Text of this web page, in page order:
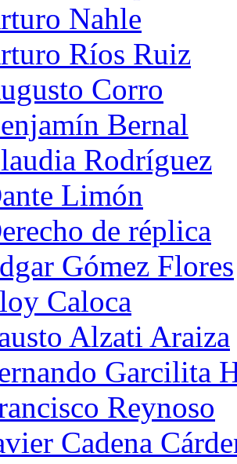
Nahle
Ríos Ruiz
Corro
Bernal
Rodríguez
Limón
de réplica
Gómez Flores
Caloca
Alzati Araiza
Garcilita
Reynoso
Cadena